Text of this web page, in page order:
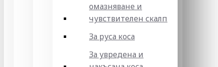
омазняване и
чувствителен скалп
За руса коса
За увредена и